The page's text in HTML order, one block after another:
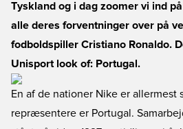
Tyskland og i dag zoomer vi ind
alle deres forventninger over på
fodboldspiller Cristiano Ronaldo.
Unisport look of: Portugal.
En af de nationer Nike er allermest
repræsentere er Portugal.